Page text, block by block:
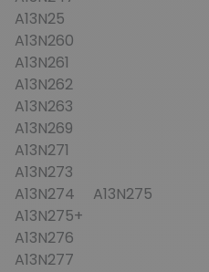
A13N25
A13N260
A13N261
A13N262
A13N263
A13N269
A13N271
A13N273
A13N274 A13N275
A13N275+
A13N276
A13N277